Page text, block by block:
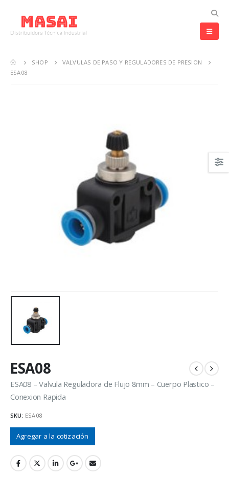
SHOP
VALVULAS DE PASO Y REGULADORES DE PRESION
ESA08
ESA08
ESA08 – Valvula Reguladora de Flujo 8mm – Cuerpo Plastico –
Conexion Rapida
SKU: ESA08
Agregar a la cotización